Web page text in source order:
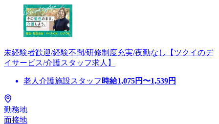
未経験者歓迎/経験不問/研修制度充実/夜勤なし【ツクイのデ
イサービス/介護スタッフ求人】
老人介護施設スタッフ 時給1,075円〜1,539円
勤務地
面接地